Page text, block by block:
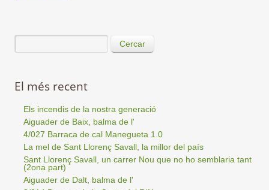
Cercar
El més recent
Els incendis de la nostra generació
Aiguader de Baix, balma de l'
4/027 Barraca de cal Manegueta 1.0
La mel de Sant Llorenç Savall, la millor del país
Sant Llorenç Savall, un carrer Nou que no ho semblaria tant
(2ona part)
Aiguader de Dalt, balma de l'